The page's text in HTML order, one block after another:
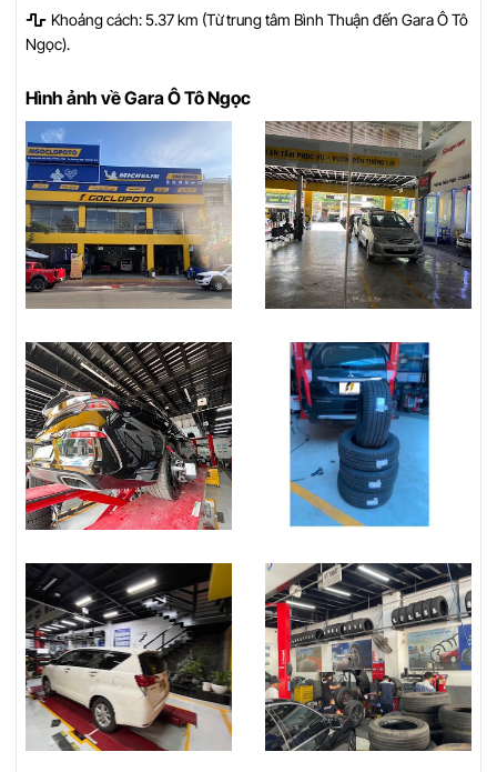
Khoảng cách: 5.37 km (Từ trung tâm Bình Thuận đến Gara Ô Tô
Ngọc).
Hình ảnh về Gara Ô Tô Ngọc